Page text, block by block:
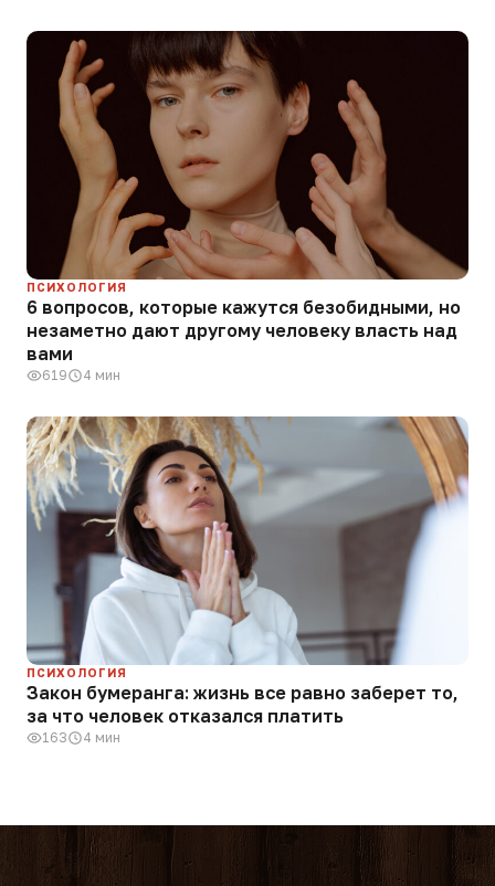
ПСИХОЛОГИЯ
6 вопросов, которые кажутся безобидными, но
незаметно дают другому человеку власть над
вами
619 4 мин
ПСИХОЛОГИЯ
Закон бумеранга: жизнь все равно заберет то,
за что человек отказался платить
163 4 мин